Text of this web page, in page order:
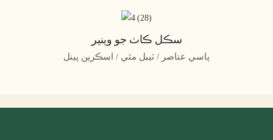
سڪل ڪاٺ جو وينير
پاسي عناصر / ٽيبل مٿي / اسڪرين پينل